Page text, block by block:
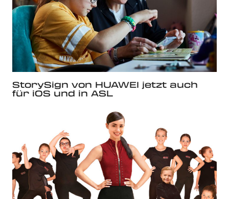
StorySign von HUAWEI jetzt auch
für iOS und in ASL